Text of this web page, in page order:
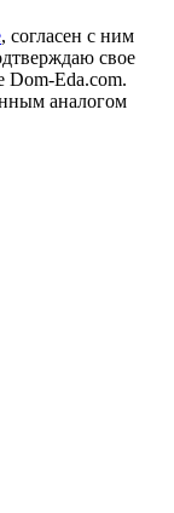
, согласен с ним
свое
Dom-Eda.com.
аналогом